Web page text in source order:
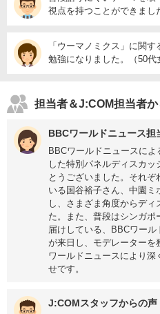
視点を持つことができまし
「ウーマノミクス」に関
勉強になりました。（50代
担当者＆J:COM担当者
BBCワールドニュース担
BBCワールドニュースに
した特別パネルディスカ
とうございました。それ
いる国谷裕子さん、中園ミ
し、さまざま角度からデ
た。また、普段はシンガポ
届けしている、BBCワー
が来日し、モデレーター
ワールドニュースにより
せです。
J:COMスタッフからの声